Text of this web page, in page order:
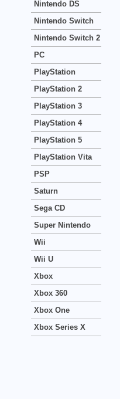
Nintendo DS
Nintendo Switch
Nintendo Switch 2
PC
PlayStation
PlayStation 2
PlayStation 3
PlayStation 4
PlayStation 5
PlayStation Vita
PSP
Saturn
Sega CD
Super Nintendo
Wii
Wii U
Xbox
Xbox 360
Xbox One
Xbox Series X